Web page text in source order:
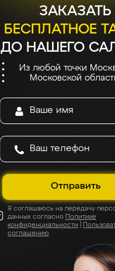
ЗАКАЗАТЬ
БЕСПЛАТНОЕ
ДО НАШЕГО
Из любой точки
Московской
Отправить
Я соглашаюсь на передачу
данных согласно Политике
конфиденциальности
соглашению